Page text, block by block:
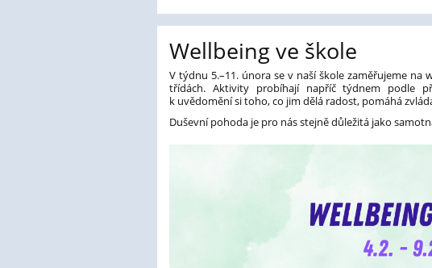
NA
NAŠÍ
ŠKOLE:
Wellbeing ve škole
V týdnu 5.–11. února se v naší škole zaměřujeme
třídách. Aktivity probíhají napříč týdnem podle
k uvědomění si toho, co jim dělá radost, pomáhá
Duševní pohoda je pro nás stejně důležitá jako